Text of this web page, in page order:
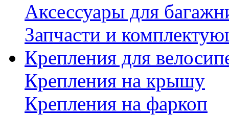
Аксессуары для
Запчасти и
Крепления для
Крепления на крышу
Крепления на фаркоп